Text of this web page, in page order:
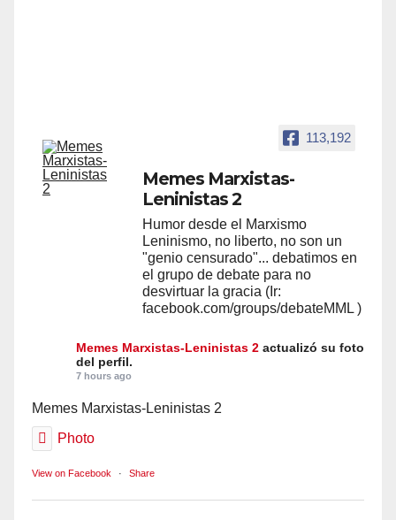
113,192
Memes Marxistas-
Leninistas 2
Humor desde el Marxismo
Leninismo, no liberto, no son un
"genio censurado"... debatimos en
el grupo de debate para no
desvirtuar la gracia (Ir:
facebook.com/groups/debateMML )
Memes Marxistas-Leninistas 2 actualizó su foto
del perfil.
7 hours ago
Memes Marxistas-Leninistas 2
Photo
View on Facebook · Share